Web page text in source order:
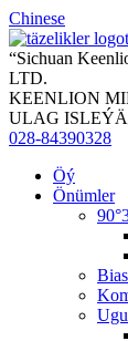
Chinese
“Sichuan
LTD.
KEENLION
ULAG
028-84390328
Öý
Önümler